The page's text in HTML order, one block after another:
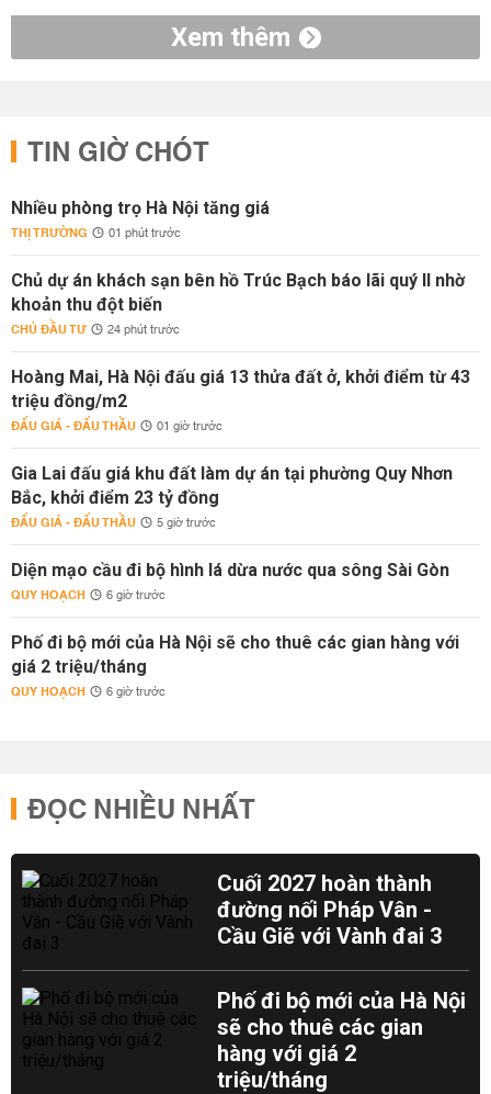
Xem thêm
TIN GIỜ CHÓT
Nhiều phòng trọ Hà Nội tăng giá
THỊ TRƯỜNG 01 phút trước
Chủ dự án khách sạn bên hồ Trúc Bạch báo lãi quý II nhờ
khoản thu đột biến
CHỦ ĐẦU TƯ 24 phút trước
Hoàng Mai, Hà Nội đấu giá 13 thửa đất ở, khởi điểm từ 43
triệu đồng/m2
ĐẤU GIÁ - ĐẤU THẦU 01 giờ trước
Gia Lai đấu giá khu đất làm dự án tại phường Quy Nhơn
Bắc, khởi điểm 23 tỷ đồng
ĐẤU GIÁ - ĐẤU THẦU 5 giờ trước
Diện mạo cầu đi bộ hình lá dừa nước qua sông Sài Gòn
QUY HOẠCH 6 giờ trước
Phố đi bộ mới của Hà Nội sẽ cho thuê các gian hàng với
giá 2 triệu/tháng
QUY HOẠCH 6 giờ trước
ĐỌC NHIỀU NHẤT
Cuối 2027 hoàn thành
đường nối Pháp Vân -
Cầu Giẽ với Vành đai 3
Phố đi bộ mới của Hà Nội
sẽ cho thuê các gian
hàng với giá 2
triệu/tháng